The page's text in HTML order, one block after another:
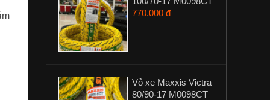
770.000 đ
Vỏ xe Maxxis Victra
80/90-17 M0098CT